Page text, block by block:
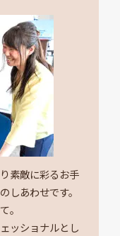
素敵に彩るお手
しあわせです。
。
ッショナルとし